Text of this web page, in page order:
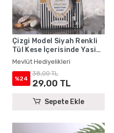
Çizgi Model Siyah Renkli
Tül Kese İçerisinde Yasin
Kitabı ve Tesbih - Mevlüt
Hediyelikleri
Mevlüt Hediyelikleri
%24
38,00 TL
29,00 TL
Sepete Ekle